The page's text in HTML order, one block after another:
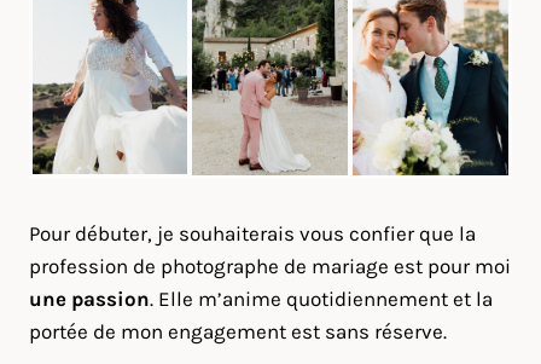
Pour débuter, je souhaiterais vous confier que la
profession de photographe de mariage est pour moi
une passion. Elle m’anime quotidiennement et la
portée de mon engagement est sans réserve.